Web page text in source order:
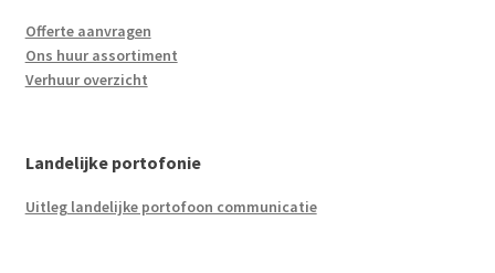
Offerte aanvragen
Ons huur assortiment
Verhuur overzicht
Landelijke portofonie
Uitleg landelijke portofoon communicatie